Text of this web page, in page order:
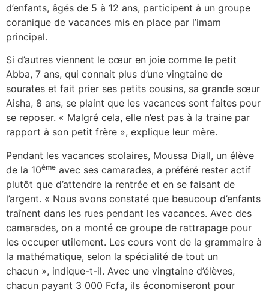
d’enfants, âgés de 5 à 12 ans, participent à un groupe
coranique de vacances mis en place par l’imam
principal.
Si d’autres viennent le cœur en joie comme le petit
Abba, 7 ans, qui connait plus d’une vingtaine de
sourates et fait prier ses petits cousins, sa grande sœur
Aisha, 8 ans, se plaint que les vacances sont faites pour
se reposer. « Malgré cela, elle n’est pas à la traine par
rapport à son petit frère », explique leur mère.
Pendant les vacances scolaires, Moussa Diall, un élève
de la 10ème avec ses camarades, a préféré rester actif
plutôt que d’attendre la rentrée et en se faisant de
l’argent. « Nous avons constaté que beaucoup d’enfants
traînent dans les rues pendant les vacances. Avec des
camarades, on a monté ce groupe de rattrapage pour
les occuper utilement. Les cours vont de la grammaire à
la mathématique, selon la spécialité de tout un
chacun », indique-t-il. Avec une vingtaine d’élèves,
chacun payant 3 000 Fcfa, ils économiseront pour